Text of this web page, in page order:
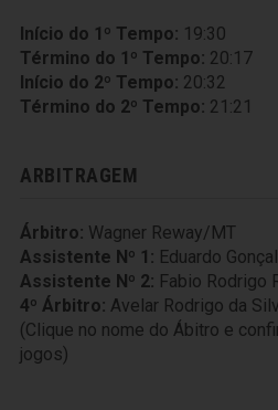
Início do 1º Tempo: 19:30
Término do 1º Tempo: 20:17
Início do 2º Tempo: 20:32
Término do 2º Tempo: 21:21
ARBITRAGEM
Árbitro: Wagner Reway/MT
Assistente Nº 1: Eduardo
Assistente Nº 2: Fabio Rodrigo
4º Árbitro: Avelar Rodrigo da
(Clique no nome do Ábitro e
jogos)